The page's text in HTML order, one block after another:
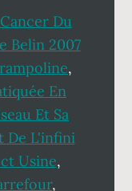
Cancer Du
Belin 2007
,
En
Et Sa
De L'infini
Usine,
,